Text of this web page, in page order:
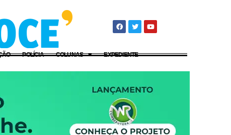
POLÍCIA COLUNAS EXPEDIENTE